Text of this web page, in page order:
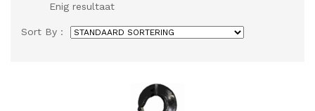
Enig resultaat
Sort By :